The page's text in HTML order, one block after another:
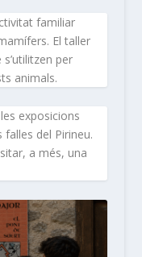
familiar
El taller
per
animals.
exposicions
falles del Pirineu.
a més, una